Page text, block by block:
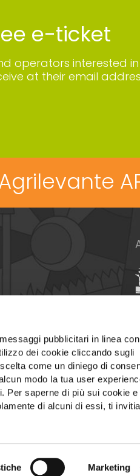
pubblicitari in linea
dei cookie cliccando sugli
come un diniego di
modo la tua user
Per saperne di più sui cookie e
di alcuni di essi, ti
Marketing
e-ticket
operators interested
at their email
POLICY